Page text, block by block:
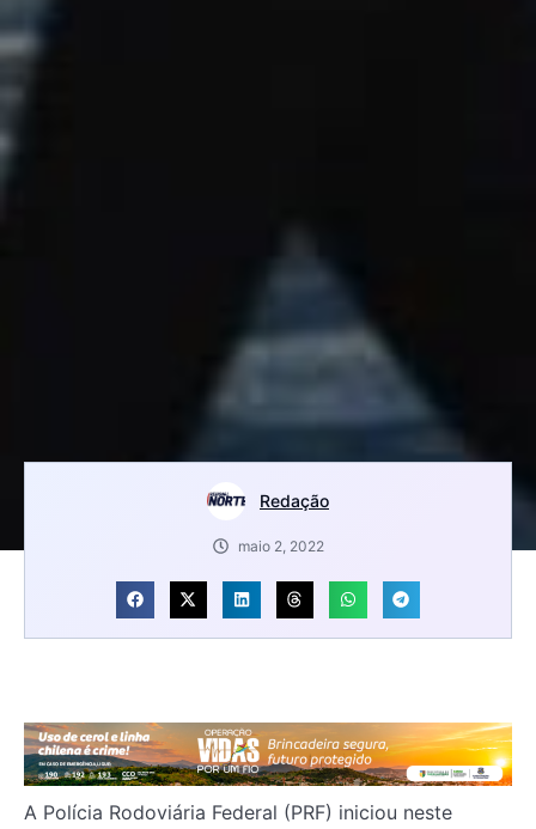
Redação
maio 2, 2022
A Polícia Rodoviária Federal (PRF) iniciou neste